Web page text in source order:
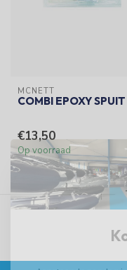
MCNETT
COMBI EPOXY SPUIT
€13,50
Op voorraad